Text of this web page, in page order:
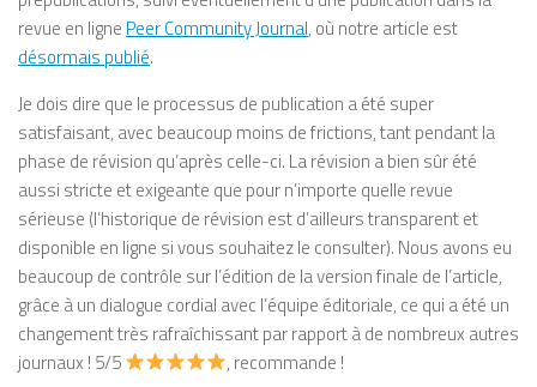
revue en ligne Peer Community Journal, où notre article est
désormais publié.
Je dois dire que le processus de publication a été super
satisfaisant, avec beaucoup moins de frictions, tant pendant la
phase de révision qu’après celle-ci. La révision a bien sûr été
aussi stricte et exigeante que pour n’importe quelle revue
sérieuse (l’historique de révision est d’ailleurs transparent et
disponible en ligne si vous souhaitez le consulter). Nous avons eu
beaucoup de contrôle sur l’édition de la version finale de l’article,
grâce à un dialogue cordial avec l’équipe éditoriale, ce qui a été un
changement très rafraîchissant par rapport à de nombreux autres
journaux ! 5/5
, recommande !